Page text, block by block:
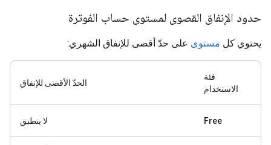
حدود الإنفاق القصوى لمستوى حساب الفوترة
يحتوي كل مستوى على حدّ أقصى للإنفاق الشهري:
فئة
الاستخدام
الحدّ الأقصى للإنفاق
Free لا ينطبق